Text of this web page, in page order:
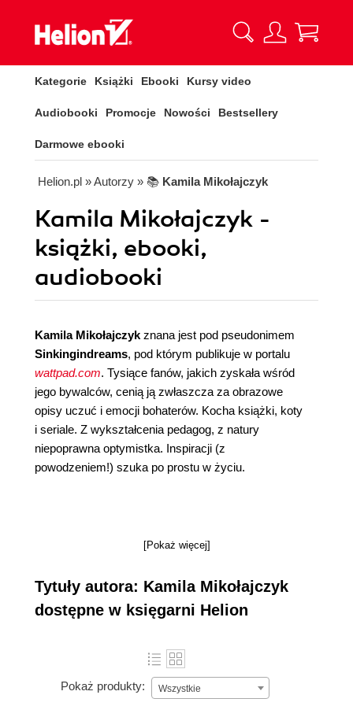
Kategorie Książki Ebooki Kursy video
Audiobooki Promocje Nowości Bestsellery
Darmowe ebooki
Helion.pl » Autorzy » 📚 Kamila Mikołajczyk
Kamila Mikołajczyk -
książki, ebooki,
audiobooki
Kamila Mikołajczyk znana jest pod pseudonimem
Sinkingindreams, pod którym publikuje w portalu
wattpad.com. Tysiące fanów, jakich zyskała wśród
jego bywalców, cenią ją zwłaszcza za obrazowe
opisy uczuć i emocji bohaterów. Kocha książki, koty
i seriale. Z wykształcenia pedagog, z natury
niepoprawna optymistka. Inspiracji (z
powodzeniem!) szuka po prostu w życiu.
[Pokaż więcej]
Tytuły autora: Kamila Mikołajczyk
dostępne w księgarni Helion
Pokaż produkty: Wszystkie